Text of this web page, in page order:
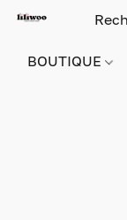
BOUTIQUE